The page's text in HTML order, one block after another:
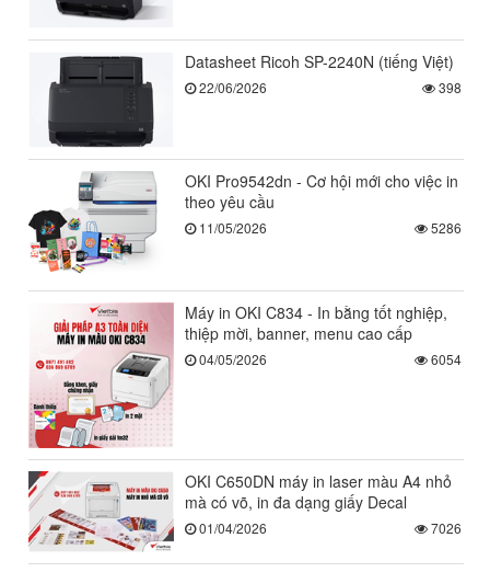
Datasheet Ricoh SP-2240N (tiếng Việt)
22/06/2026 398
OKI Pro9542dn - Cơ hội mới cho việc in
theo yêu cầu
11/05/2026 5286
Máy in OKI C834 - In bằng tốt nghiệp,
thiệp mời, banner, menu cao cấp
04/05/2026 6054
OKI C650DN máy in laser màu A4 nhỏ
mà có võ, in đa dạng giấy Decal
01/04/2026 7026